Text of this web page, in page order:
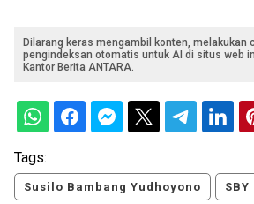
Dilarang keras mengambil konten, melakukan
pengindeksan otomatis untuk AI di situs web
Kantor Berita ANTARA.
Tags:
Susilo Bambang Yudhoyono SBY